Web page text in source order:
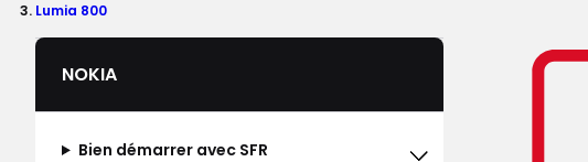
Lumia 800
NOKIA
Bien démarrer avec SFR